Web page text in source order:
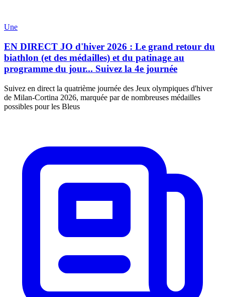
Une
EN DIRECT JO d'hiver 2026 : Le grand retour du
biathlon (et des médailles) et du patinage au
programme du jour... Suivez la 4e journée
Suivez en direct la quatrième journée des Jeux olympiques d'hiver
de Milan-Cortina 2026, marquée par de nombreuses médailles
possibles pour les Bleus